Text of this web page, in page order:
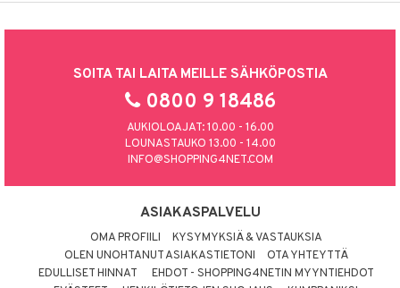
SOITA TAI LAITA MEILLE SÄHKÖPOSTIA
0800 9 18486
AUKIOLOAJAT: 10.00 - 16.00
LOUNASTAUKO 13.00 - 14.00
INFO@SHOPPING4NET.COM
ASIAKASPALVELU
OMA PROFIILI
KYSYMYKSIÄ & VASTAUKSIA
OLEN UNOHTANUT ASIAKASTIETONI
OTA YHTEYTTÄ
EDULLISET HINNAT
EHDOT - SHOPPING4NETIN MYYNTIEHDOT